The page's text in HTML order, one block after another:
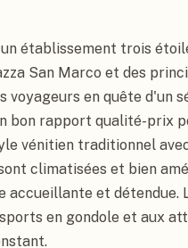
établissement trois
San Marco et des
voyageurs en quête d'un
bon rapport qualité-prix
vénitien traditionnel
climatisées et bien
accueillante et détendue.
en gondole et aux